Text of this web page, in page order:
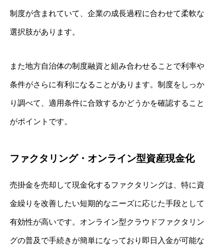
制度が含まれていて、企業の成長過程に合わせて柔軟な
選択肢があります。
また地方自治体の制度融資と組み合わせることで利率や
条件がさらに有利になることがあります。制度をしっか
り調べて、適用条件に合致するかどうかを確認すること
がポイントです。
ファクタリング・オンライン型資産現金化
売掛金を売却して現金化するファクタリングは、特に資
金繰りを改善したい短期的なニーズに応じた手段として
有効性が高いです。オンライン型クラウドファクタリン
グの普及で手続きが簡単になっており即日入金が可能な